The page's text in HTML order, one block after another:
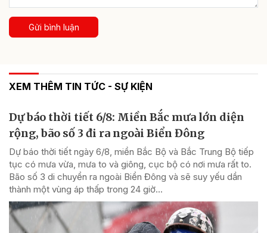
Gửi bình luận
XEM THÊM TIN TỨC - SỰ KIỆN
Dự báo thời tiết 6/8: Miền Bắc mưa lớn diện
rộng, bão số 3 đi ra ngoài Biển Đông
Dự báo thời tiết ngày 6/8, miền Bắc Bộ và Bắc Trung Bộ tiếp
tục có mưa vừa, mưa to và giông, cục bộ có nơi mưa rất to.
Bão số 3 di chuyển ra ngoài Biển Đông và sẽ suy yếu dần
thành một vùng áp thấp trong 24 giờ...